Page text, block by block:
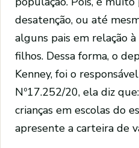
desatenção, ou até
alguns pais em relação à
filhos. Dessa forma, o
Kenney, foi o
Nº17.252/20, ela diz
crianças em escolas do
apresente a carteira de